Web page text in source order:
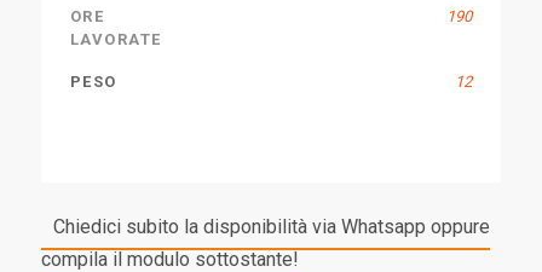
ORE
LAVORATE
190
PESO 12
Chiedici subito la disponibilità via Whatsapp oppure
compila il modulo sottostante!